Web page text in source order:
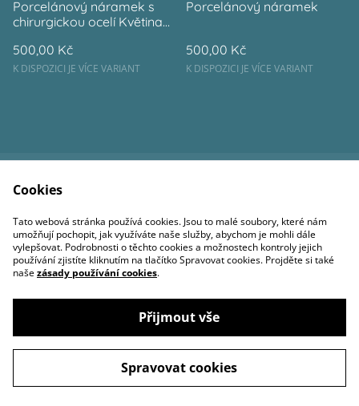
Porcelánový náramek s
chirurgickou ocelí Květina
500,00 Kč
K DISPOZICI JE VÍCE VARIANT
Porcelánový náramek
500,00 Kč
K DISPOZICI JE VÍCE VARIANT
Zásady ochrany
osobních údajů
Zásady používání
cookies
©2026Ateliér Živá fantazie
powered by
Cookies
Tato webová stránka používá cookies. Jsou to malé soubory, které nám
umožňují pochopit, jak využíváte naše služby, abychom je mohli dále
vylepšovat. Podrobnosti o těchto cookies a možnostech kontroly jejich
používání zjistíte kliknutím na tlačítko Spravovat cookies. Projděte si také
našezásady používání cookies.
Přijmout vše
Spravovat cookies